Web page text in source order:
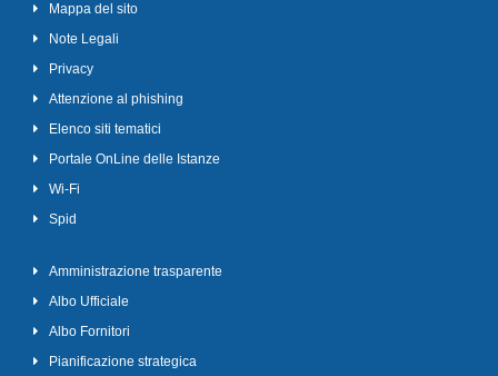
Mappa del sito
Note Legali
Privacy
Attenzione al phishing
Elenco siti tematici
Portale OnLine delle Istanze
Wi-Fi
Spid
Amministrazione trasparente
Albo Ufficiale
Albo Fornitori
Pianificazione strategica